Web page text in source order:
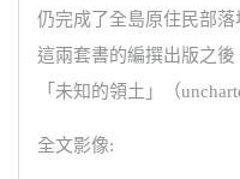
仍完成了全島原住民部
這兩套書的編撰出版之
「未知的領土」（
全文影像: